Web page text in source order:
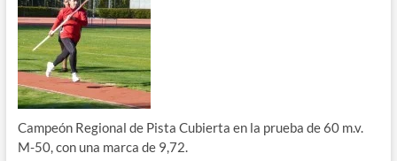
Campeón Regional de Pista Cubierta en la prueba de 60 m.v.
M-50, con una marca de 9,72.